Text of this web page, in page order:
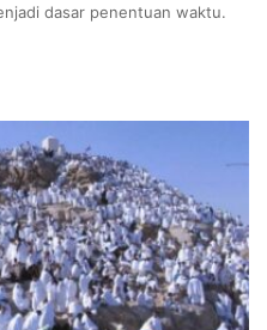
dasar penentuan waktu.